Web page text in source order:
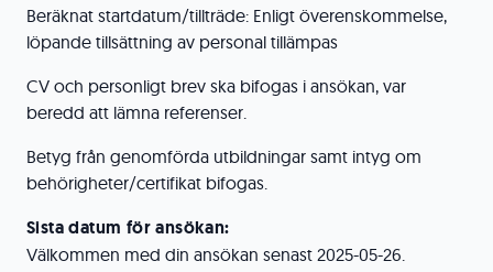
Beräknat startdatum/tillträde: Enligt överenskommelse,
löpande tillsättning av personal tillämpas
CV och personligt brev ska bifogas i ansökan, var
beredd att lämna referenser.
Betyg från genomförda utbildningar samt intyg om
behörigheter/certifikat bifogas.
Sista datum för ansökan:
Välkommen med din ansökan senast 2025-05-26.